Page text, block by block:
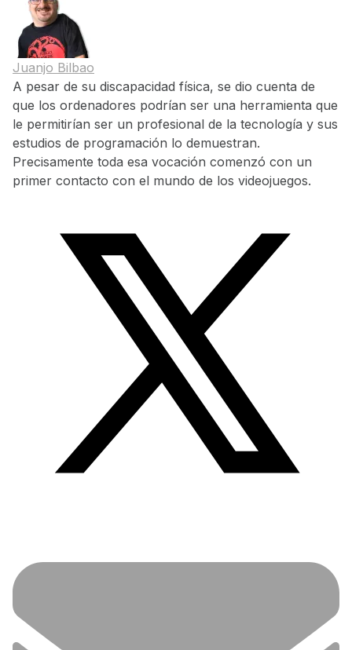
Juanjo Bilbao
A pesar de su discapacidad física, se dio cuenta de
que los ordenadores podrían ser una herramienta que
le permitirían ser un profesional de la tecnología y sus
estudios de programación lo demuestran.
Precisamente toda esa vocación comenzó con un
primer contacto con el mundo de los videojuegos.